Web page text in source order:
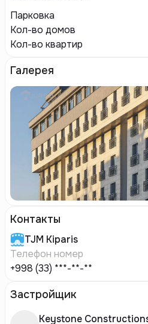
Парковка
Кол-во домов
Кол-во квартир
Галерея
Контакты
TJM Kiparis
Телефон номер
+998 (33) ***-**-**
Застройщик
Keystone